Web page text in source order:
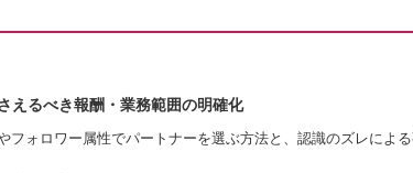
えるべき報酬・業務範囲の明確化
ォロワー属性でパートナーを選ぶ方法と、認識のズレによ